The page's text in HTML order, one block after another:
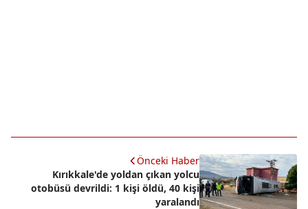
Önceki Haber
Kırıkkale'de yoldan çıkan yolcu
otobüsü devrildi: 1 kişi öldü, 40 kişi
yaralandı